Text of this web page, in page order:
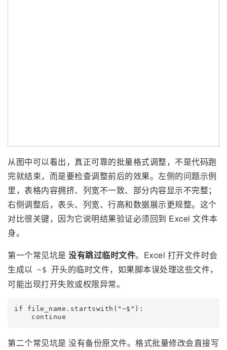
从图中可以看出，真正可靠的批量格式调整，不是代码跑
完就结束，而是要检查调整前后的效果。左侧的问题示例
里，表格内容拥挤、列宽不一致、部分内容显示不完整；
右侧调整后，表头、列宽、行高和数据展示更规整。这个
对比很关键，因为它说明结果验证必须回到 Excel 文件本
身。
第一个常见坑是 没有跳过临时文件。Excel 打开文件时会
生成以 ~$ 开头的临时文件，如果脚本误处理这些文件，
可能出现打开失败或权限异常。
if file_name.startswith("~$"):
第二个常见坑是 没有备份原文件。格式批量修改会直接写